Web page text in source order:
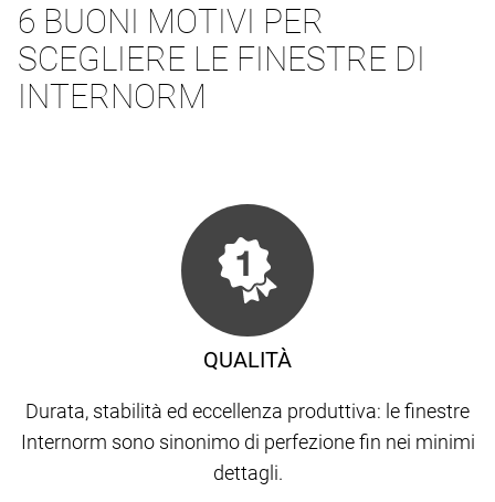
6 BUONI MOTIVI PER
SCEGLIERE LE FINESTRE DI
INTERNORM
QUALITÀ
Durata, stabilità ed eccellenza produttiva: le finestre
Internorm sono sinonimo di perfezione fin nei minimi
dettagli.